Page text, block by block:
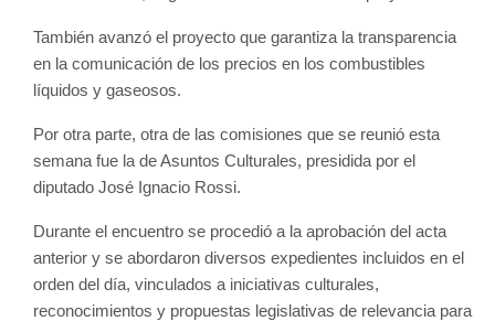
También avanzó el proyecto que garantiza la transparencia
en la comunicación de los precios en los combustibles
líquidos y gaseosos.
Por otra parte, otra de las comisiones que se reunió esta
semana fue la de Asuntos Culturales, presidida por el
diputado José Ignacio Rossi.
Durante el encuentro se procedió a la aprobación del acta
anterior y se abordaron diversos expedientes incluidos en el
orden del día, vinculados a iniciativas culturales,
reconocimientos y propuestas legislativas de relevancia para